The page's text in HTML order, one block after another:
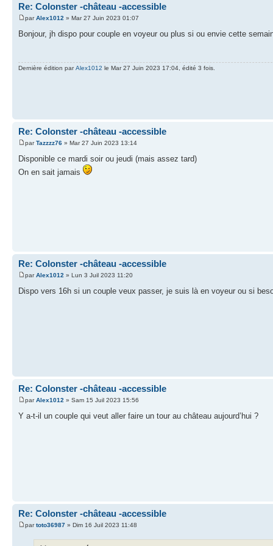
Re: Colonster -château -accessible
parAlex1012 » Mar 27 Juin 2023 01:07
Bonjour, jh dispo pour couple en voyeur ou plus si ou envie cette
Dernière édition parAlex1012 le Mar 27 Juin 2023 17:04, édité 3 fois.
Re: Colonster -château -accessible
parTazzzz76 » Mar 27 Juin 2023 13:14
Disponible ce mardi soir ou jeudi (mais assez tard)
On en sait jamais
Re: Colonster -château -accessible
parAlex1012 » Lun 3 Juil 2023 11:20
Dispo vers 16h si un couple veux passer, je suis là en voyeur ou si
Re: Colonster -château -accessible
parAlex1012 » Sam 15 Juil 2023 15:56
Y a-t-il un couple qui veut aller faire un tour au château aujourd’hui ?
Re: Colonster -château -accessible
partoto36987 » Dim 16 Juil 2023 11:48